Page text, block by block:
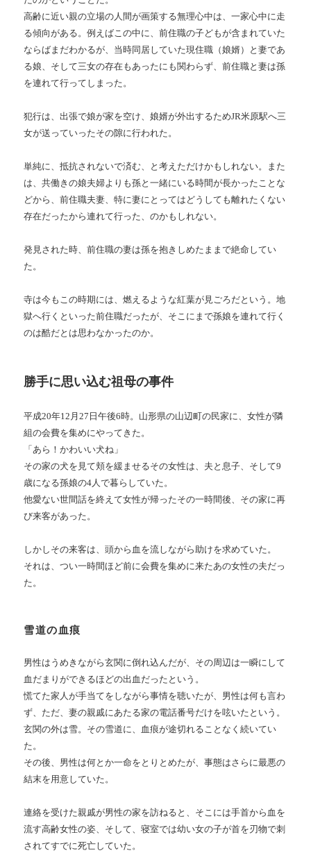
高齢に近い親の立場の人間が画策する無理心中は、一家心中に走
る傾向がある。例えばこの中に、前住職の子どもが含まれていた
ならばまだわかるが、当時同居していた現住職（娘婿）と妻であ
る娘、そして三女の存在もあったにも関わらず、前住職と妻は孫
を連れて行ってしまった。
犯行は、出張で娘が家を空け、娘婿が外出するためJR米原駅へ三
女が送っていったその隙に行われた。
単純に、抵抗されないで済む、と考えただけかもしれない。また
は、共働きの娘夫婦よりも孫と一緒にいる時間が長かったことな
どから、前住職夫妻、特に妻にとってはどうしても離れたくない
存在だったから連れて行った、のかもしれない。
発見された時、前住職の妻は孫を抱きしめたままで絶命してい
た。
寺は今もこの時期には、燃えるような紅葉が見ごろだという。地
獄へ行くといった前住職だったが、そこにまで孫娘を連れて行く
のは酷だとは思わなかったのか。
勝手に思い込む祖母の事件
平成20年12月27日午後6時。山形県の山辺町の民家に、女性が隣
組の会費を集めにやってきた。
「あら！かわいい犬ね」
その家の犬を見て頬を緩ませるその女性は、夫と息子、そして9
歳になる孫娘の4人で暮らしていた。
他愛ない世間話を終えて女性が帰ったその一時間後、その家に再
び来客があった。
しかしその来客は、頭から血を流しながら助けを求めていた。
それは、つい一時間ほど前に会費を集めに来たあの女性の夫だっ
た。
雪道の血痕
男性はうめきながら玄関に倒れ込んだが、その周辺は一瞬にして
血だまりができるほどの出血だったという。
慌てた家人が手当てをしながら事情を聴いたが、男性は何も言わ
ず、ただ、妻の親戚にあたる家の電話番号だけを呟いたという。
玄関の外は雪。その雪道に、血痕が途切れることなく続いてい
た。
その後、男性は何とか一命をとりとめたが、事態はさらに最悪の
結末を用意していた。
連絡を受けた親戚が男性の家を訪ねると、そこには手首から血を
流す高齢女性の姿、そして、寝室では幼い女の子が首を刃物で刺
されてすでに死亡していた。